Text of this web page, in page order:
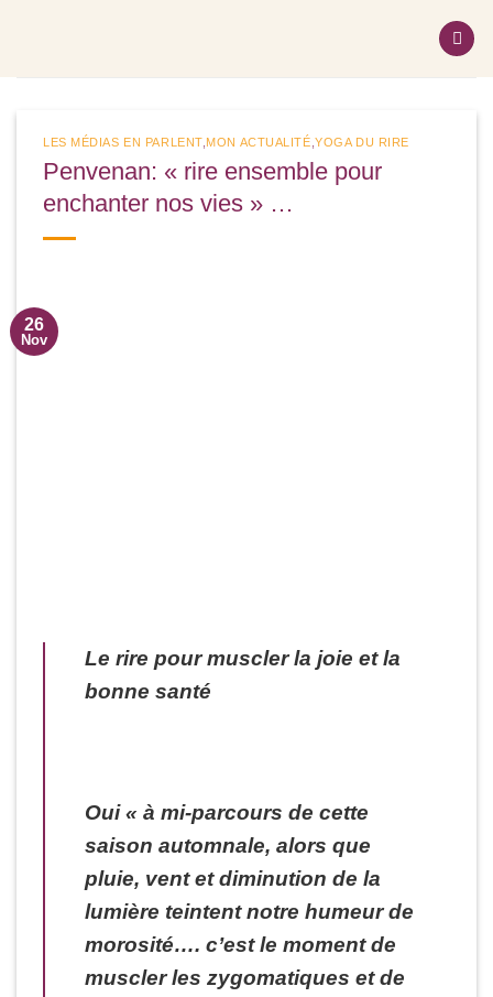
LES MÉDIAS EN PARLENT, MON ACTUALITÉ ,YOGA DU RIRE
Penvenan: « rire ensemble pour
enchanter nos vies » …
26
Nov
Le rire pour muscler la joie et la
bonne santé
Oui « à mi-parcours de cette
saison automnale, alors que
pluie, vent et diminution de la
lumière teintent notre humeur de
morosité…. c’est le moment de
muscler les zygomatiques et de